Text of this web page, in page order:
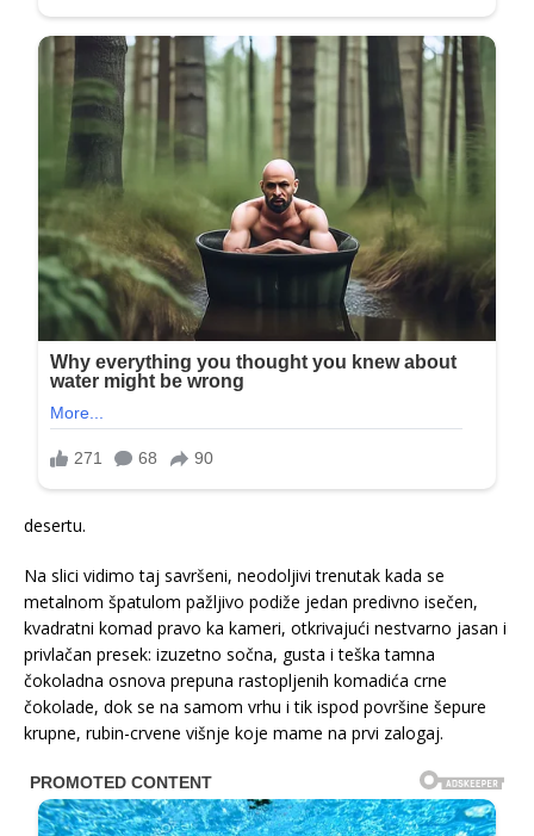
desertu.
Na slici vidimo taj savršeni, neodoljivi trenutak kada se
metalnom špatulom pažljivo podiže jedan predivno isečen,
kvadratni komad pravo ka kameri, otkrivajući nestvarno jasan i
privlačan presek: izuzetno sočna, gusta i teška tamna
čokoladna osnova prepuna rastopljenih komadića crne
čokolade, dok se na samom vrhu i tik ispod površine šepure
krupne, rubin-crvene višnje koje mame na prvi zalogaj.